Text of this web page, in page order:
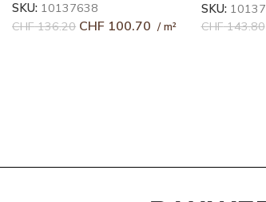
CHF136.20 CHF
CHF128.60